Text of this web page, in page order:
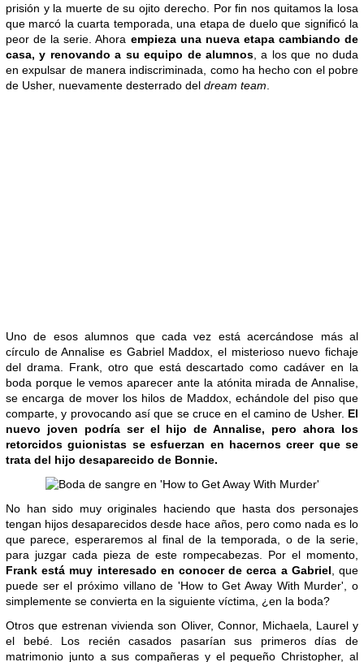
prisión y la muerte de su ojito derecho. Por fin nos quitamos la losa
que marcó la cuarta temporada, una etapa de duelo que significó la
peor de la serie. Ahora empieza una nueva etapa cambiando de
casa, y renovando a su equipo de alumnos, a los que no duda
en expulsar de manera indiscriminada, como ha hecho con el pobre
de Usher, nuevamente desterrado del dream team
Uno de esos alumnos que cada vez está acercándose más al
círculo de Annalise es Gabriel Maddox, el misterioso nuevo fichaje
del drama. Frank, otro que está descartado como cadáver en la
boda porque le vemos aparecer ante la atónita mirada de Annalise,
se encarga de mover los hilos de Maddox, echándole del piso que
comparte, y provocando así que se cruce en el camino de Usher. El
nuevo joven podría ser el hijo de Annalise, pero ahora los
retorcidos guionistas se esfuerzan en hacernos creer que se
trata del hijo desaparecido de Bonnie.
No han sido muy originales haciendo que hasta dos personajes
tengan hijos desaparecidos desde hace años, pero como nada es lo
que parece, esperaremos al final de la temporada, o de la serie,
para juzgar cada pieza de este rompecabezas. Por el momento,
Frank está muy interesado en conocer de cerca a Gabriel , que
puede ser el próximo villano de 'How to Get Away With Murder', o
simplemente se convierta en la siguiente víctima, ¿en la boda?
Otros que estrenan vivienda son Oliver, Connor, Michaela, Laurel y
el bebé. Los recién casados pasarían sus primeros días de
matrimonio junto a sus compañeras y el pequeño Christopher, al